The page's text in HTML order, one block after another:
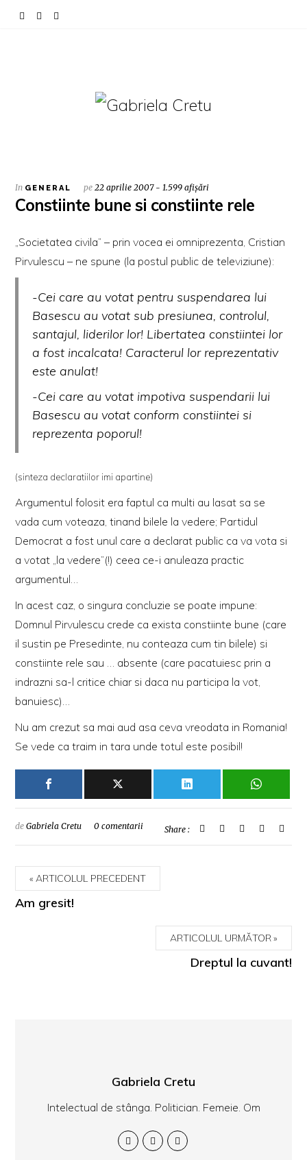
In GENERAL pe 22 aprilie 2007 - 1.599 afișări
Constiinte bune si constiinte rele
„Societatea civila” – prin vocea ei omniprezenta, Cristian
Pirvulescu – ne spune (la postul public de televiziune):
-Cei care au votat pentru suspendarea lui
Basescu au votat sub presiunea, controlul,
santajul, liderilor lor! Libertatea constiintei lor
a fost incalcata! Caracterul lor reprezentativ
este anulat!
-Cei care au votat impotiva suspendarii lui
Basescu au votat conform constiintei si
reprezenta poporul!
(sinteza declaratiilor imi apartine)
Argumentul folosit era faptul ca multi au lasat sa se
vada cum voteaza, tinand bilele la vedere; Partidul
Democrat a fost unul care a declarat public ca va vota si
a votat „la vedere”(!) ceea ce-i anuleaza practic
argumentul…
In acest caz, o singura concluzie se poate impune:
Domnul Pirvulescu crede ca exista constiinte bune (care
il sustin pe Presedinte, nu conteaza cum tin bilele) si
constiinte rele sau … absente (care pacatuiesc prin a
indrazni sa-l critice chiar si daca nu participa la vot,
banuiesc)…
Nu am crezut sa mai aud asa ceva vreodata in Romania!
Se vede ca traim in tara unde totul este posibil!
deGabriela Cretu 0 comentarii Share :
ARTICOLUL PRECEDENT
Am gresit!
ARTICOLUL URMĂTOR
Dreptul la cuvant!
Gabriela Cretu
Intelectual de stânga. Politician. Femeie. Om